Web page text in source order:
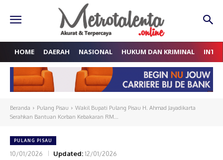
HOME DAERAH NASIONAL HUKUM DAN KRIMINAL
Beranda Pulang Pisau
Wakil Bupati Pulang Pisau H. Ahmad Jayadikarta
Serahkan Bantuan Korban Kebakaran RM...
PULANG PISAU
10/01/2026 Updated:12/01/2026